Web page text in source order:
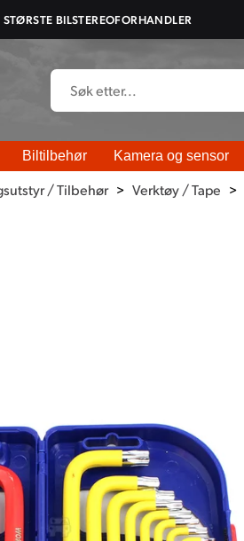
BILSTEREOFORHANDLER
Biltilbehør Kamera og sensor
/ Tilbehør > Verktøy / Tape >